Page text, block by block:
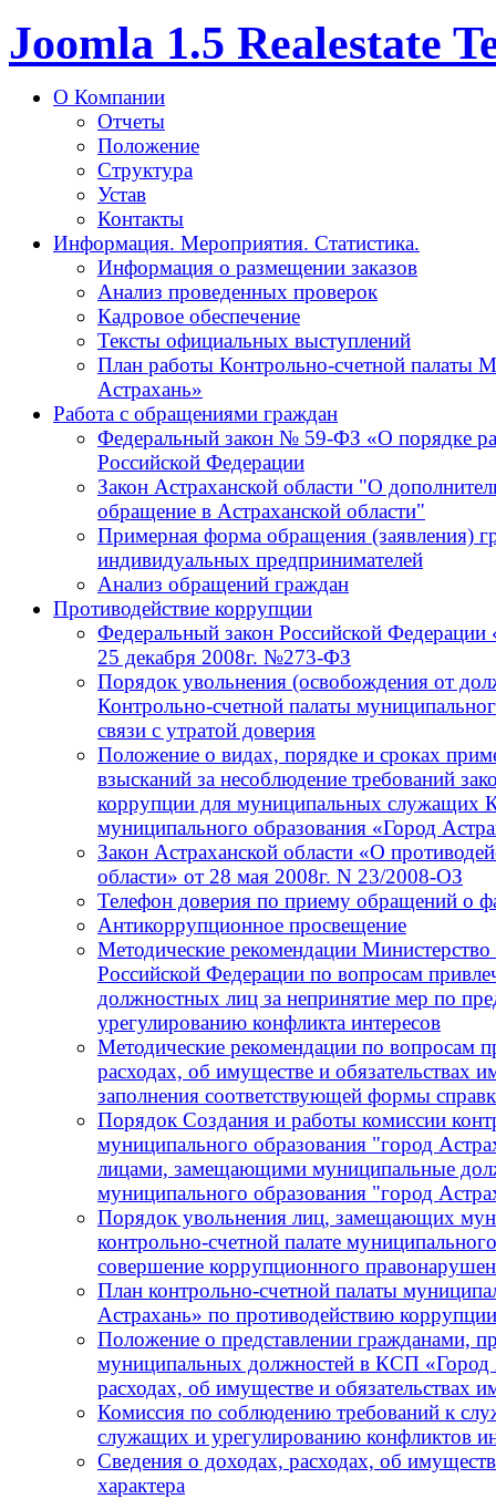
Joomla 1.5 Realestate
О Компании
Отчеты
Положение
Структура
Устав
Контакты
Информация. Мероприятия. Статистика.
Информация о размещении заказов
Анализ проведенных проверок
Кадровое обеспечение
Тексты официальных выступлений
План работы Контрольно-счетной палаты
Астрахань»
Работа с обращениями граждан
Федеральный закон № 59-ФЗ «О порядке
Российской Федерации
Закон Астраханской области "О
обращение в Астраханской области"
Примерная форма обращения (заявления)
индивидуальных предпринимателей
Анализ обращений граждан
Противодействие коррупции
Федеральный закон Российской
25 декабря 2008г. №273-ФЗ
Порядок увольнения (освобождения от
Контрольно-счетной палаты
связи с утратой доверия
Положение о видах, порядке и сроках
взысканий за несоблюдение требований
коррупции для муниципальных служащих
муниципального образования «Город
Закон Астраханской области «О
области» от 28 мая 2008г. N 23/2008-ОЗ
Телефон доверия по приему обращений о
Антикоррупционное просвещение
Методические рекомендации
Российской Федерации по вопросам
должностных лиц за непринятие мер по
урегулированию конфликта интересов
Методические рекомендации по вопросам
расходах, об имуществе и обязательствах
заполнения соответствующей формы
Порядок Создания и работы комиссии
муниципального образования "город
лицами, замещающими муниципальные
муниципального образования "город
Порядок увольнения лиц, замещающих
контрольно-счетной палате
совершение коррупционного
План контрольно-счетной палаты
Астрахань» по противодействию
Положение о представлении гражданами,
муниципальных должностей в КСП «Город
расходах, об имуществе и обязательствах
Комиссия по соблюдению требований к
служащих и урегулированию конфликтов
Сведения о доходах, расходах, об
характера